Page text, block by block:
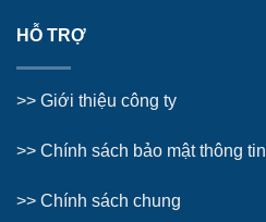
HỖ TRỢ
>> Giới thiệu công ty
>> Chính sách bảo mật thông tin
>> Chính sách chung